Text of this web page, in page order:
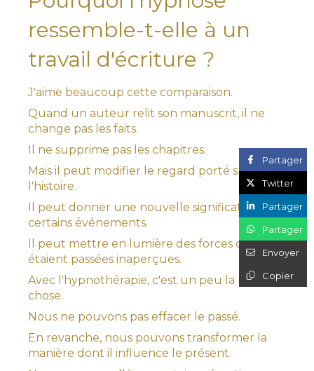
ressemble-t-elle à un
travail d'écriture ?
J'aime beaucoup cette comparaison.
Quand un auteur relit son manuscrit, il ne
change pas les faits.
Il ne supprime pas les chapitres.
Mais il peut modifier le regard porté sur
l'histoire.
Il peut donner une nouvelle signification à
certains événements.
Il peut mettre en lumière des forces qui
étaient passées inaperçues.
Avec l'hypnothérapie, c'est un peu la même
chose.
Nous ne pouvons pas effacer le passé.
En revanche, nous pouvons transformer la
manière dont il influence le présent.
Partager
Twitter
Partager
Partager
Envoyer
Copier